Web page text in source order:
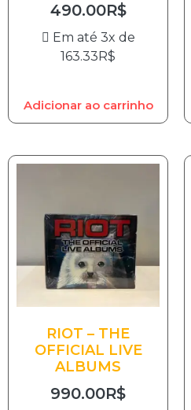
490.00R$
Em até 3x de
163.33R$
Adicionar ao carrinho
RIOT – THE
OFFICIAL LIVE
ALBUMS
990.00R$